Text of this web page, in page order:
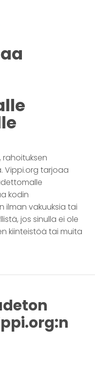
Vippi.org tarjoaa
kodin
ilman vakuuksia tai
jos sinulla ei ole
kiinteistöä tai muita